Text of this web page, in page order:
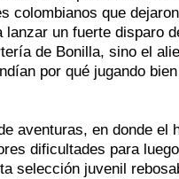
colombianos que
un fuerte disparo
de Bonilla, sino el
por qué jugando
aventuras, en donde el
dificultades para
selección juvenil